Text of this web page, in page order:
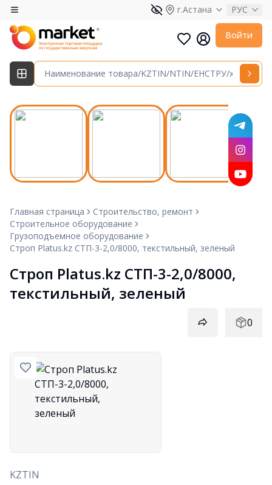
г.Астана РУС
Войти
Главная страница
Строительство, ремонт
Строительное оборудование
Грузоподъемное оборудование
Строп Platus.kz СТП-3-2,0/8000, текстильный, зеленый
Строп Platus.kz СТП-3-2,0/8000,
текстильный, зеленый
0
KZTIN